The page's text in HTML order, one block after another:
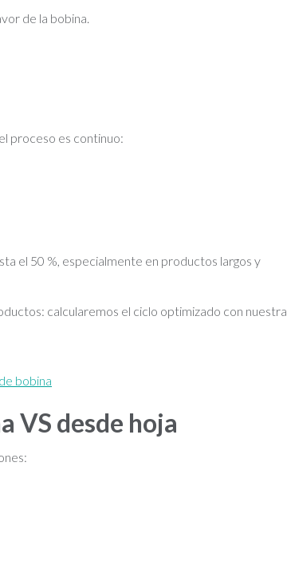
de la bobina.
proceso es continuo:
el 50 %, especialmente en productos largos y
calcularemos el ciclo optimizado con nuestra
bobina
VS desde hoja